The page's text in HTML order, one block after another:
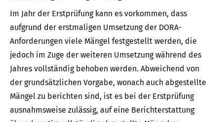
Im Jahr der Erstprüfung kann es vorkommen, dass
aufgrund der erstmaligen Umsetzung der DORA-
Anforderungen viele Mängel festgestellt werden, die
jedoch im Zuge der weiteren Umsetzung während des
Jahres vollständig behoben werden. Abweichend von
der grundsätzlichen Vorgabe, wonach auch abgestellte
Mängel zu berichten sind, ist es bei der Erstprüfung
ausnahmsweise zulässig, auf eine Berichterstattung